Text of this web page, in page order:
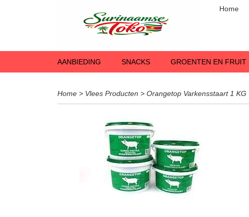
Home
AANBIEDING SNACKS GROENTEN EN FRUIT
Home > Vlees Producten > Orangetop Varkensstaart 1 KG